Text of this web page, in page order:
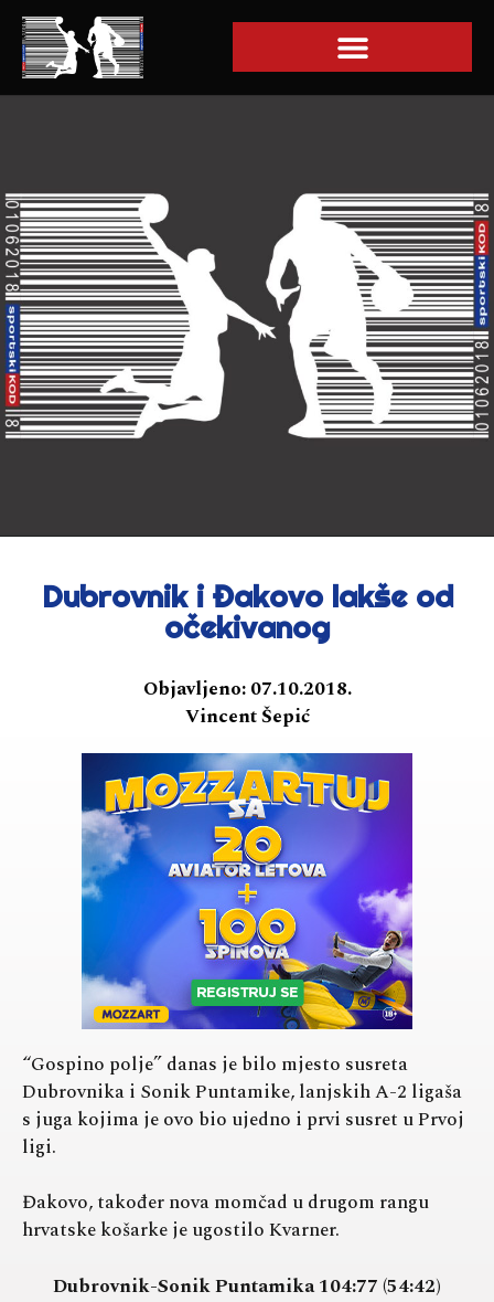
Dubrovnik i Đakovo lakše od
očekivanog
Objavljeno: 07.10.2018.
Vincent Šepić
“Gospino polje” danas je bilo mjesto susreta
Dubrovnika i Sonik Puntamike, lanjskih A-2 ligaša
s juga kojima je ovo bio ujedno i prvi susret u Prvoj
ligi.
Đakovo, također nova momčad u drugom rangu
hrvatske košarke je ugostilo Kvarner.
Dubrovnik-Sonik Puntamika 104:77 (54:42)